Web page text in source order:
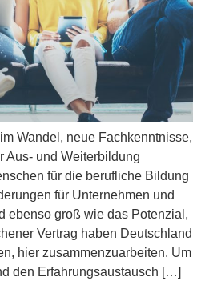
Wandel, neue Fachkenntnisse,
Aus- und Weiterbildung
für die berufliche Bildung
für Unternehmen und
ebenso groß wie das Potenzial,
Vertrag haben Deutschland
hier zusammenzuarbeiten. Um
den Erfahrungsaustausch […]